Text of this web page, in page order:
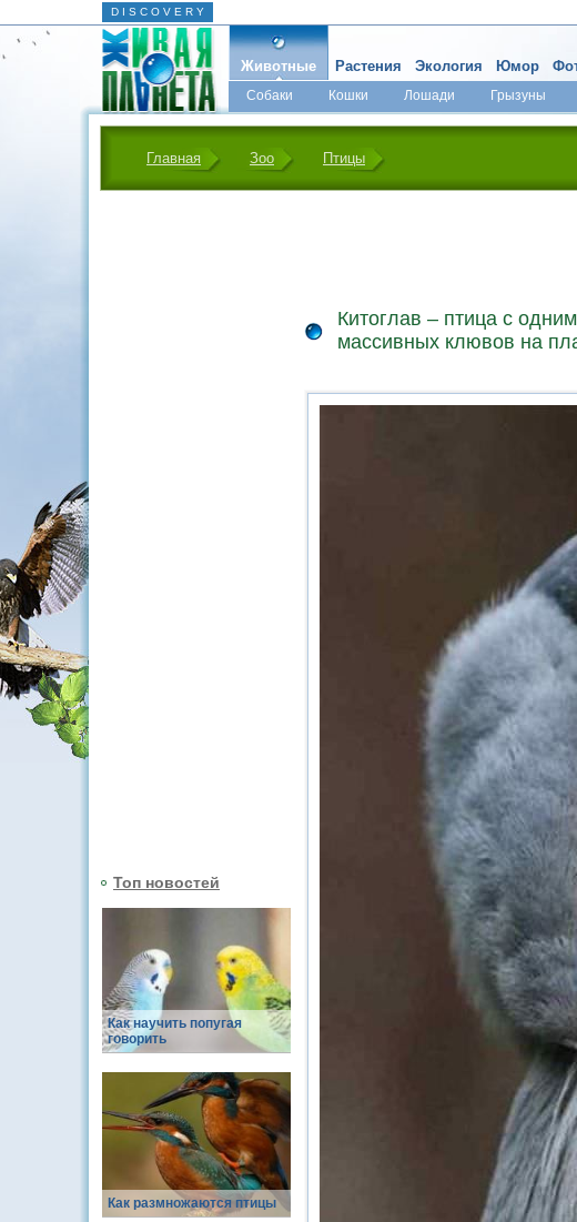
D I S C O V E R Y
Животные
Собаки Кошки Лошади Грызуны
Растения Экология Юмор
Главная Зоо Птицы
Топ новостей
Как научить попугая
говорить
Как размножаются птицы
Китоглав – птица с
массивных клювов на